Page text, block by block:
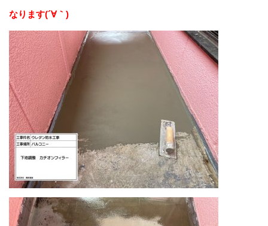
なります(´∀｀)